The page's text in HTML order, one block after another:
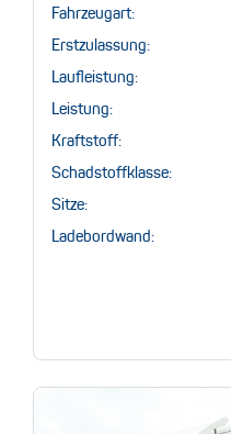
Fahrzeugart:
Erstzulassung:
Laufleistung:
Leistung:
Kraftstoff:
Schadstoffklasse:
Sitze:
Ladebordwand: